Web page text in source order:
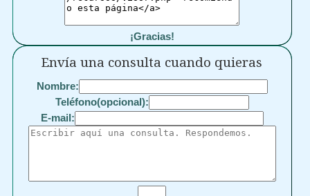
¡Gracias!
Envía una consulta cuando quieras
Nombre:
Teléfono(opcional):
E-mail: